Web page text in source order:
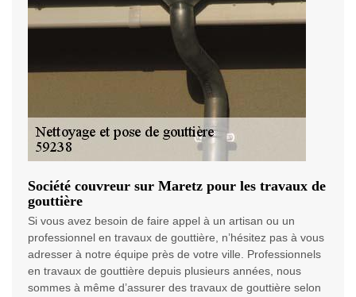
Société couvreur sur Maretz pour les travaux de
gouttière
Si vous avez besoin de faire appel à un artisan ou un
professionnel en travaux de gouttière, n’hésitez pas à vous
adresser à notre équipe près de votre ville. Professionnels
en travaux de gouttière depuis plusieurs années, nous
sommes à même d’assurer des travaux de gouttière selon